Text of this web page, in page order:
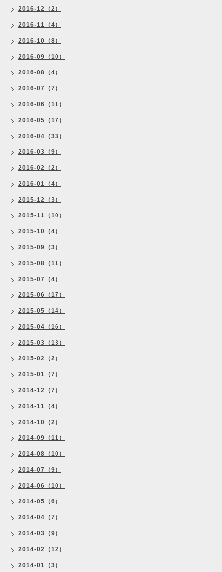
2016-12（2）
2016-11（4）
2016-10（8）
2016-09（10）
2016-08（4）
2016-07（7）
2016-06（11）
2016-05（17）
2016-04（33）
2016-03（9）
2016-02（2）
2016-01（4）
2015-12（3）
2015-11（10）
2015-10（4）
2015-09（3）
2015-08（11）
2015-07（4）
2015-06（17）
2015-05（14）
2015-04（16）
2015-03（13）
2015-02（2）
2015-01（7）
2014-12（7）
2014-11（4）
2014-10（2）
2014-09（11）
2014-08（10）
2014-07（9）
2014-06（10）
2014-05（6）
2014-04（7）
2014-03（9）
2014-02（12）
2014-01（3）